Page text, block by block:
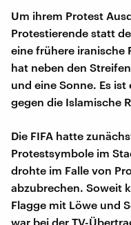
Um ihrem Protest
Protestierende statt
eine frühere iranische
hat neben den
und eine Sonne. Es
gegen die Islamische
Die FIFA hatte
Protestsymbole im
drohte im Falle von
abzubrechen. Soweit
Flagge mit Löwe und
war bei der TV-